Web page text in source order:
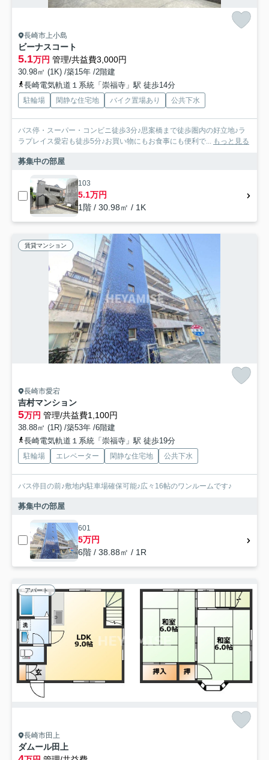
長崎市上小島
ビーナスコート
5.1万円 管理/共益費3,000円
30.98㎡ (1K) /築15年 /2階建
長崎電気軌道１系統「崇福寺」駅 徒歩14分
駐輪場 閑静な住宅地 バイク置場あり 公共下水
バス停・スーパー・コンビニ徒歩3分♪思案橋まで徒歩圏内の好立地♪ラ
ラプレイス愛宕も徒歩5分♪お買い物にもお食事にも便利で... もっと見る
募集中の部屋
103
5.1万円
1階 / 30.98㎡ / 1K
賃貸マンション
長崎市愛宕
吉村マンション
5万円 管理/共益費1,100円
38.88㎡ (1R) /築53年 /6階建
長崎電気軌道１系統「崇福寺」駅 徒歩19分
駐輪場 エレベーター 閑静な住宅地 公共下水
バス停目の前♪敷地内駐車場確保可能♪広々16帖のワンルームです♪
募集中の部屋
601
5万円
6階 / 38.88㎡ / 1R
アパート
長崎市田上
ダムール田上